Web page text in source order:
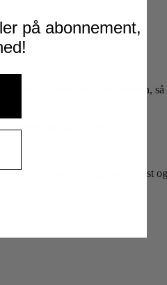
deres daglige mad.
og mineraler om vinteren,
ekstra næring året rundt.
indvirken på fuglenes vækst
på abonnement,